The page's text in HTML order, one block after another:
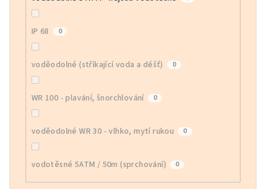
IP 68 0
voděodolné (stříkající voda a déšť) 0
WR 100 - plavání, šnorchlování 0
voděodolné WR 30 - vlhko, mytí rukou 0
vodotěsné 5ATM / 50m (sprchování) 0